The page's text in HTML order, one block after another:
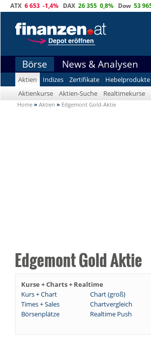
ATX 6 653 -1,4% DAX 26 355 0,8% Dow 53
Börse News & Analysen
Aktien Indizes Zertifikate Hebelprodukte
Aktienkurse
Aktien-Suche Realtimekurse
Home » Aktien » Edgemont Gold-Aktie
Edgemont Gold Aktie
Kurse + Charts + Realtime
Kurs + Chart
Chart (groß)
Times + Sales
Chartvergleich
Börsenplätze
Realtime Push